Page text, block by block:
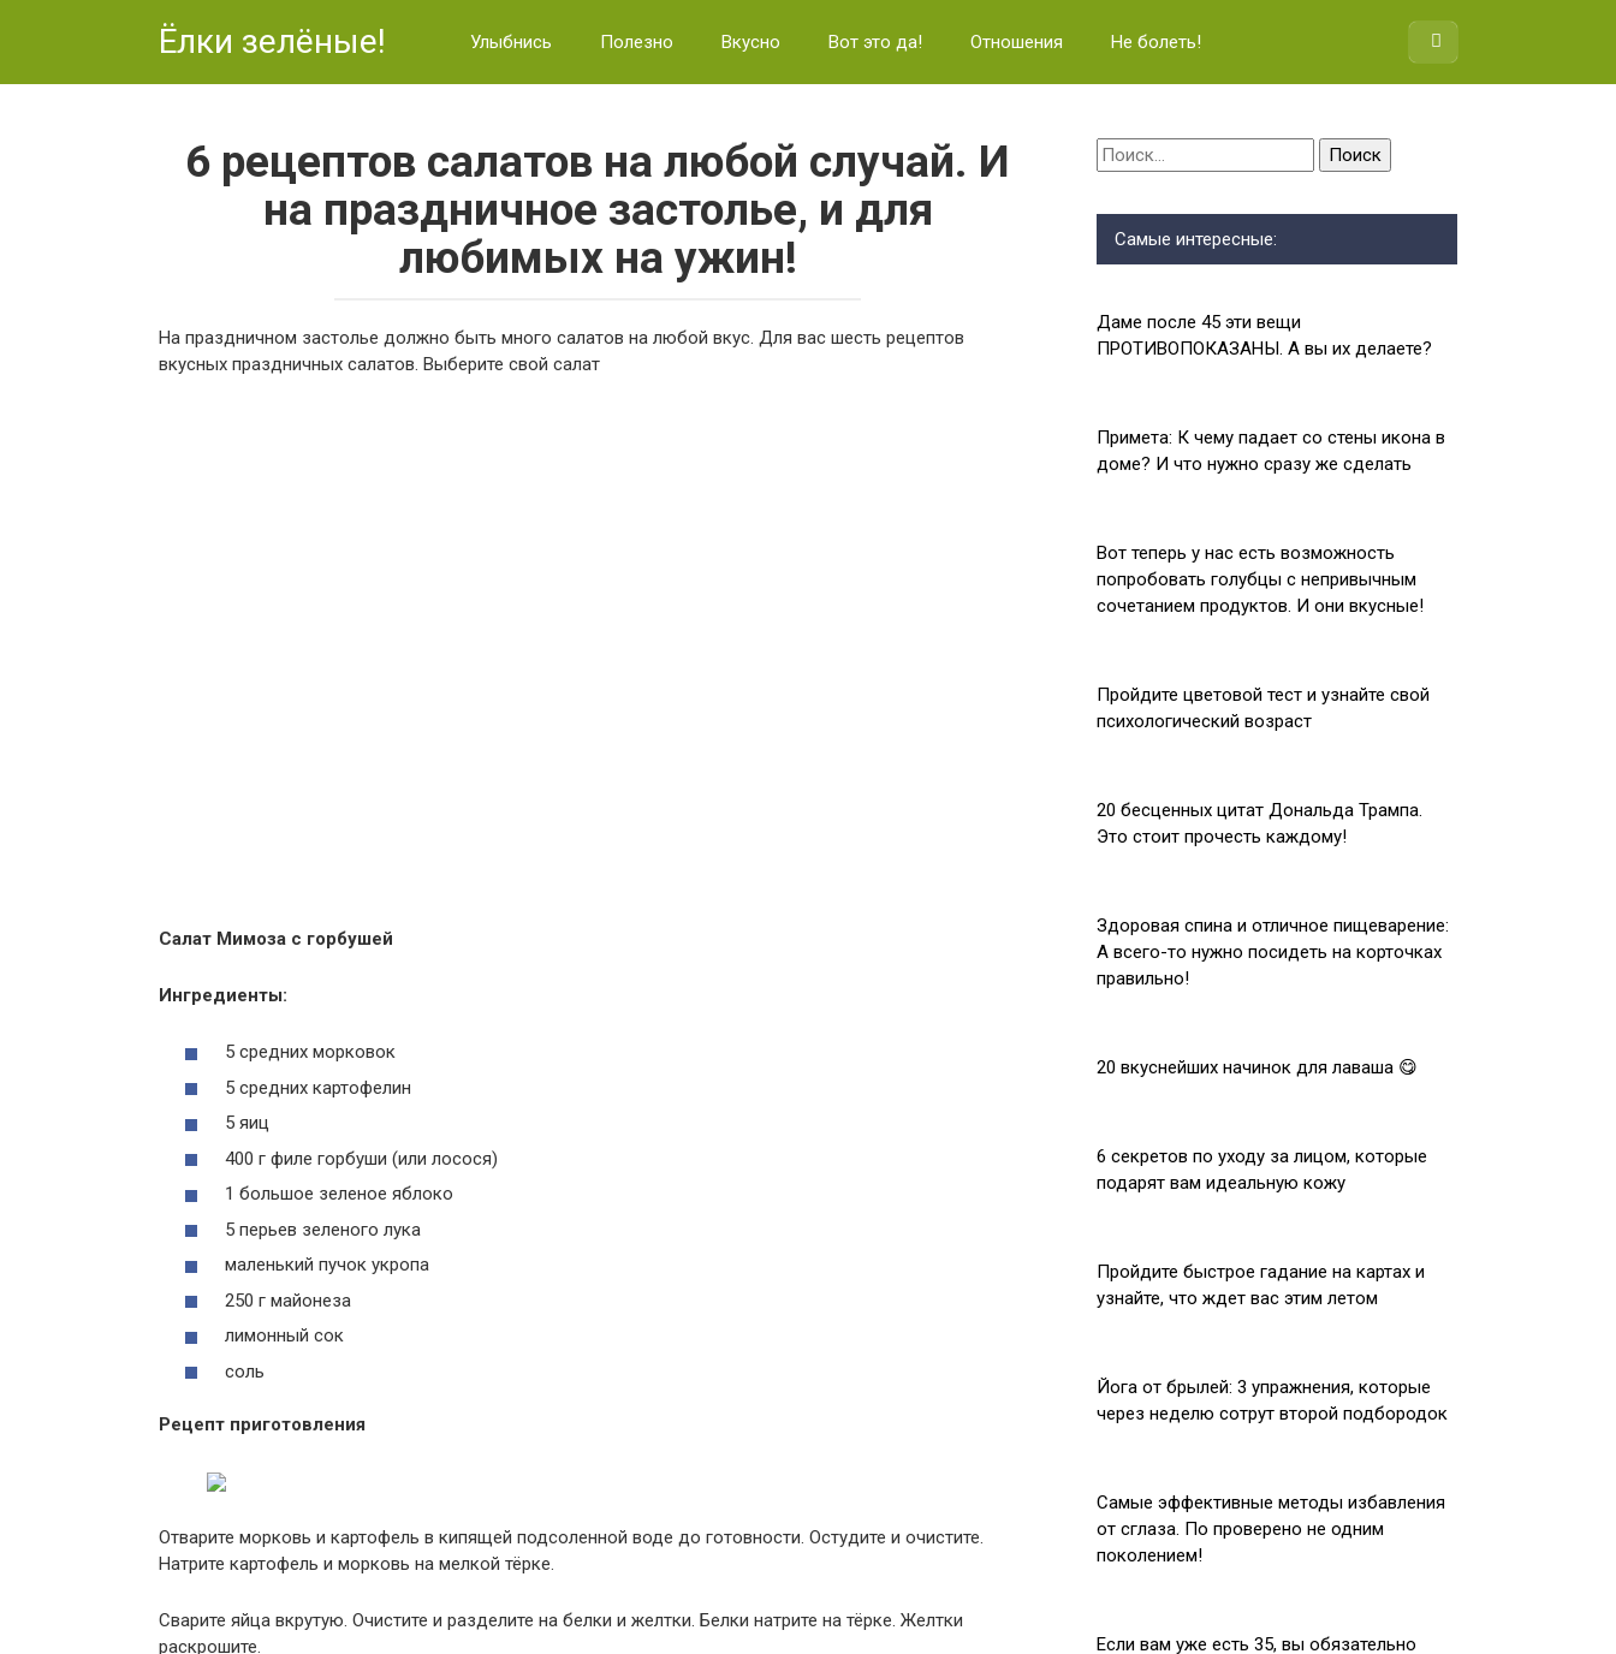
Ёлки зелёные! Улыбнись Полезно Вкусно Вот это да! Отношения Не болеть!
6 рецептов салатов на любой случай. И
на праздничное застолье, и для
любимых на ужин!
На праздничном застолье должно быть много салатов на любой вкус. Для вас шесть рецептов
вкусных праздничных салатов. Выберите свой салат
Салат Мимоза с горбушей
Ингредиенты:
5 средних морковок
5 средних картофелин
5 яиц
400 г филе горбуши (или лосося)
1 большое зеленое яблоко
5 перьев зеленого лука
маленький пучок укропа
250 г майонеза
лимонный сок
соль
Рецепт приготовления
Отварите морковь и картофель в кипящей подсоленной воде до готовности. Остудите и очистите.
Натрите картофель и морковь на мелкой тёрке.
Сварите яйца вкрутую. Очистите и разделите на белки и желтки. Белки натрите на тёрке. Желтки
раскрошите.
Найти:
Самые интересные:
Даме после 45 эти вещи
ПРОТИВОПОКАЗАНЫ. А вы их делаете?
Примета: К чему падает со стены икона в
доме? И что нужно сразу же сделать
Вот теперь у нас есть возможность
попробовать голубцы с непривычным
сочетанием продуктов. И они вкусные!
Пройдите цветовой тест и узнайте свой
психологический возраст
20 бесценных цитат Дональда Трампа.
Это стоит прочесть каждому!
Здоровая спина и отличное пищеварение:
А всего-то нужно посидеть на корточках
правильно!
20 вкуснейших начинок для лаваша 😋
6 секретов по уходу за лицом, которые
подарят вам идеальную кожу
Пройдите быстрое гадание на картах и
узнайте, что ждет вас этим летом
Йога от брылей: 3 упражнения, которые
через неделю сотрут второй подбородок
Самые эффективные методы избавления
от сглаза. По проверено не одним
поколением!
Если вам уже есть 35, вы обязательно